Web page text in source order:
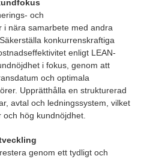
och
i nära samarbete med andra
konkurrenskraftiga
enligt LEAN-
i fokus, genom att
och optimala
Upprätthålla en strukturerad
avtal och ledningssystem, vilket
hög kundnöjdhet.
genom ett tydligt och